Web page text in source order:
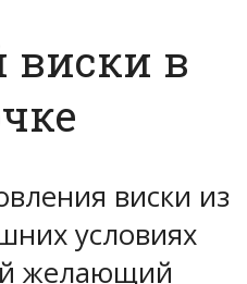
в
виски из
условиях
желающий